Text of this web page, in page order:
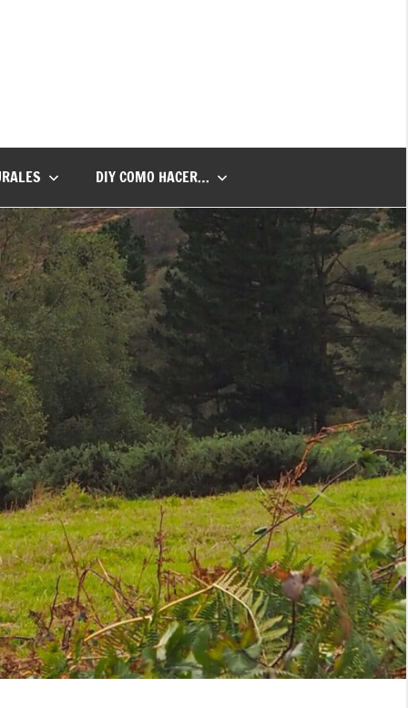
DIY COMO HACER…